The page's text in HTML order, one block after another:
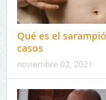
Qué es el
casos
noviembre 02, 2021